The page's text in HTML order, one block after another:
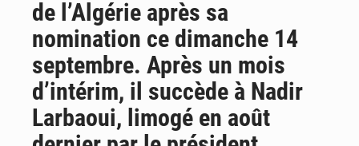
de l’Algérie après sa
nomination ce dimanche 14
septembre. Après un mois
d’intérim, il succède à Nadir
Larbaoui, limogé en août